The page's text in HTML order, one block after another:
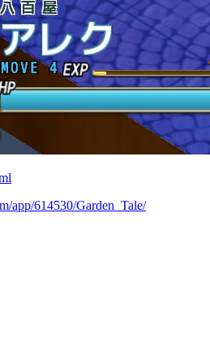
app/614530/Garden_Tale/